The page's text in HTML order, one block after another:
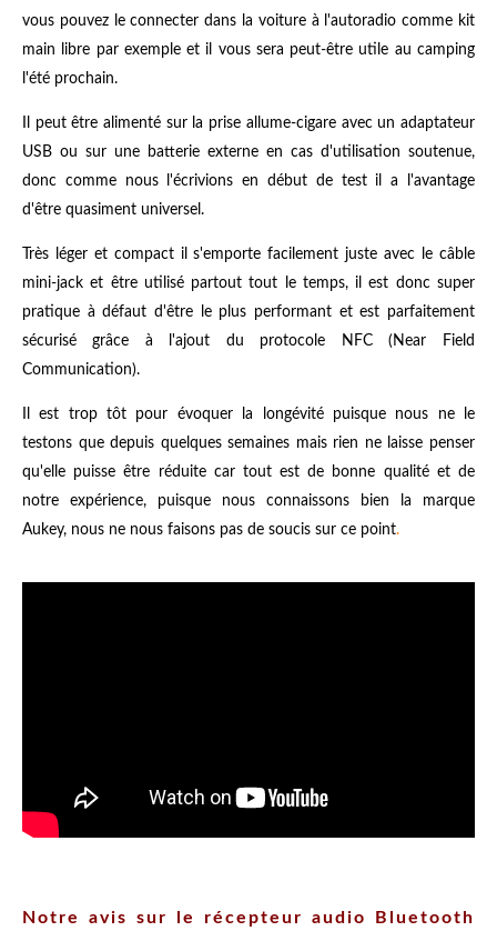
vous pouvez le connecter dans la voiture à l'autoradio comme kit
main libre par exemple et il vous sera peut-être utile au camping
l'été prochain.
Il peut être alimenté sur la prise allume-cigare avec un adaptateur
USB ou sur une batterie externe en cas d'utilisation soutenue,
donc comme nous l'écrivions en début de test il a l'avantage
d'être quasiment universel.
Très léger et compact il s'emporte facilement juste avec le câble
mini-jack et être utilisé partout tout le temps, il est donc super
pratique à défaut d'être le plus performant et est parfaitement
sécurisé grâce à l'ajout du protocole NFC (Near Field
Communication).
Il est trop tôt pour évoquer la longévité puisque nous ne le
testons que depuis quelques semaines mais rien ne laisse penser
qu'elle puisse être réduite car tout est de bonne qualité et de
notre expérience, puisque nous connaissons bien la marque
Aukey, nous ne nous faisons pas de soucis sur ce point.
Notre avis sur le récepteur audio Bluetooth